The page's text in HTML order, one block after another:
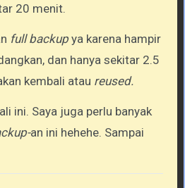
20 menit.
full backup ya karena hampir
dan hanya sekitar 2.5
kembali atau reused.
ini. Saya juga perlu banyak
an ini hehehe. Sampai